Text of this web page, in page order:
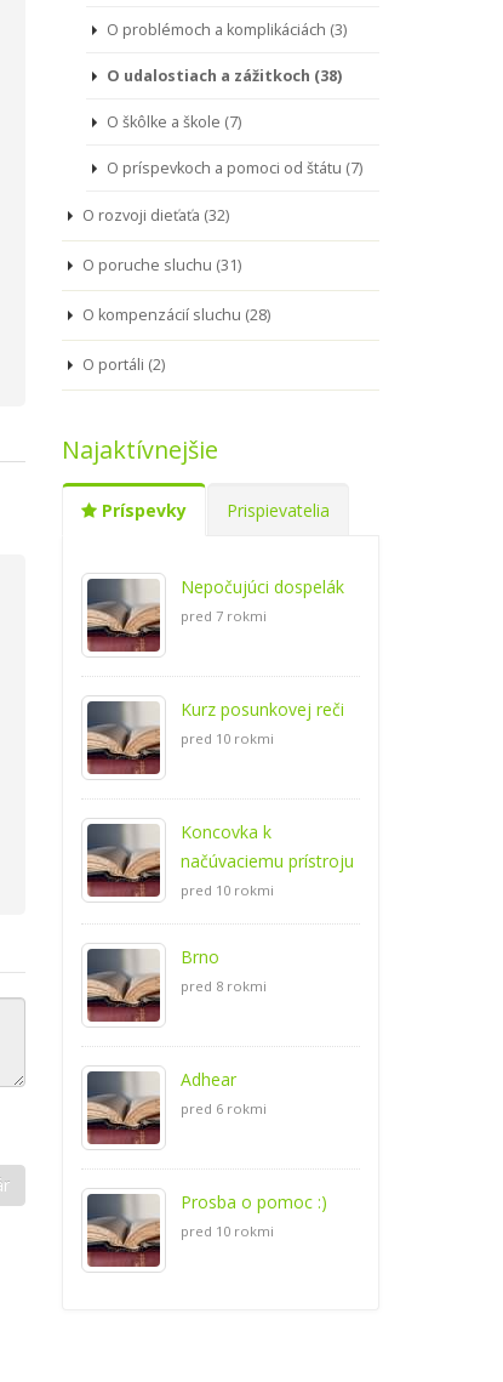
O problémoch a komplikáciách (3)
O udalostiach a zážitkoch (38)
O škôlke a škole (7)
O príspevkoch a pomoci od štátu (7)
O rozvoji dieťaťa (32)
O poruche sluchu (31)
O kompenzácií sluchu (28)
O portáli (2)
Najaktívnejšie
Príspevky Prispievatelia
Nepočujúci dospelák
pred 7 rokmi
Kurz posunkovej reči
pred 10 rokmi
Koncovka k
načúvaciemu prístroju
pred 10 rokmi
Brno
pred 8 rokmi
Adhear
pred 6 rokmi
Prosba o pomoc :)
pred 10 rokmi